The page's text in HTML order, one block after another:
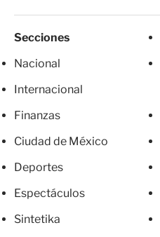
Secciones
Nacional
Internacional
Finanzas
Ciudad de México
Deportes
Espectáculos
Sintetika